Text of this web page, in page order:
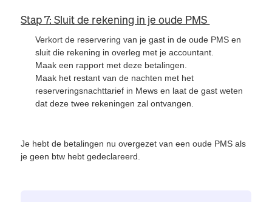
Stap 7: Sluit de rekening in je oude PMS
Verkort de reservering van je gast in de oude PMS en
sluit die rekening in overleg met je accountant.
Maak een rapport met deze betalingen.
Maak het restant van de nachten met het
reserveringsnachttarief in Mews en laat de gast weten
dat deze twee rekeningen zal ontvangen.
Je hebt de betalingen nu overgezet van een oude PMS als
je geen btw hebt gedeclareerd.